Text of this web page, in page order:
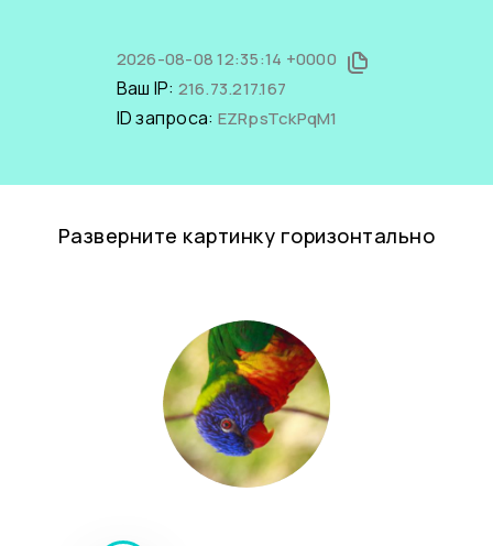
2026-08-08 12:35:14 +0000
Ваш IP: 216.73.217.167
ID запроса: EZRpsTckPqM1
Разверните картинку горизонтально